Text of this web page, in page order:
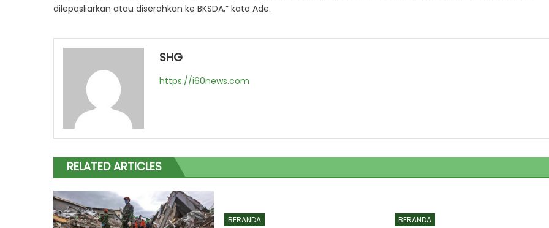
dilepasliarkan atau diserahkan ke BKSDA,” kata Ade.
SHG
https://i60news.com
RELATED ARTICLES
BERANDA BERANDA